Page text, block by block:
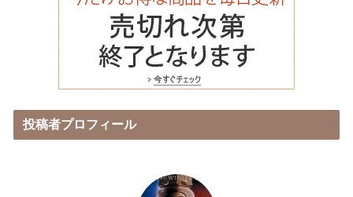
投稿者プロフィール